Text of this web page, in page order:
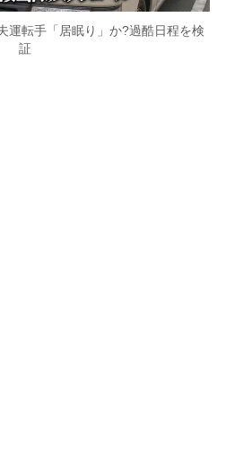
運転手「居眠り」か?過酷日程を検
証